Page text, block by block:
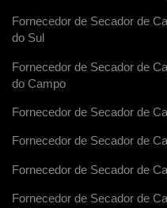
Fornecedor de Secador de
do Sul
Fornecedor de Secador de
do Campo
Fornecedor de Secador de
Fornecedor de Secador de
Fornecedor de Secador de
Fornecedor de Secador de